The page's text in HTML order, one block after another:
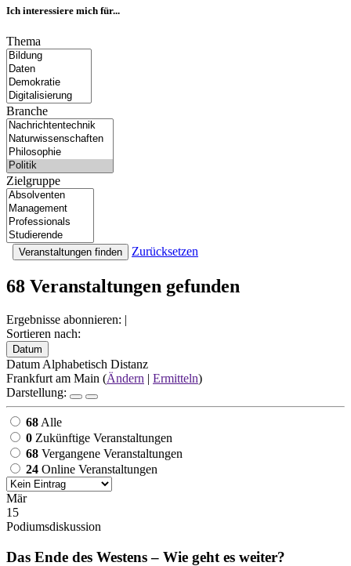
Ich interessiere mich für...
Thema
Branche
Zielgruppe
Veranstaltungen finden Zurücksetzen
68 Veranstaltungen gefunden
Ergebnisse abonnieren: |
Sortieren nach:
Datum
Datum Alphabetisch Distanz
Frankfurt am Main (Ändern | Ermitteln)
Darstellung:
68 Alle
0 Zukünftige Veranstaltungen
68 Vergangene Veranstaltungen
24 Online Veranstaltungen
Mär
15
Podiumsdiskussion
Das Ende des Westens – Wie geht es weiter?